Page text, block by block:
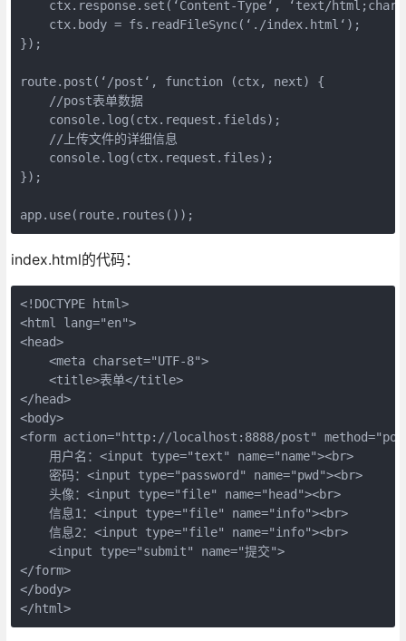
ctx.response.set(‘Content-Type‘, ‘text/
    ctx.body = fs.readFileSync(‘./index.html‘);
});
route.post(‘/post‘, function (ctx, next) {
    //post表单数据
    console.log(ctx.request.fields);
    //上传文件的详细信息
    console.log(ctx.request.files);
});
index.html的代码：
<!DOCTYPE html>
<html lang="en">
<head>
    <meta charset="UTF-8">
    <title>表单</title>
</head>
<body>
<form action="http://localhost:8888/post"
    用户名：<input type="text" name="name"><br>
    密码：<input type="password" name="pwd"><br>
    头像：<input type="file" name="head"><br>
    信息1：<input type="file" name="info"><br>
    信息2：<input type="file" name="info"><br>
    <input type="submit" name="提交">
</form>
</body>
</html>